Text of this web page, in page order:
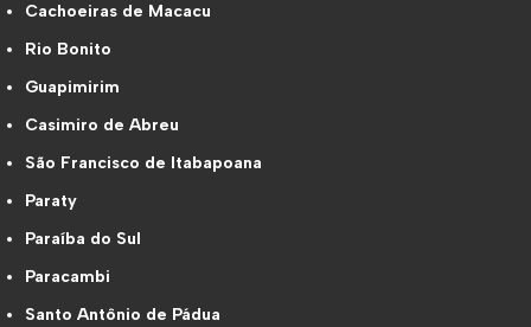
Cachoeiras de Macacu
Rio Bonito
Guapimirim
Casimiro de Abreu
São Francisco de Itabapoana
Paraty
Paraíba do Sul
Paracambi
Santo Antônio de Pádua